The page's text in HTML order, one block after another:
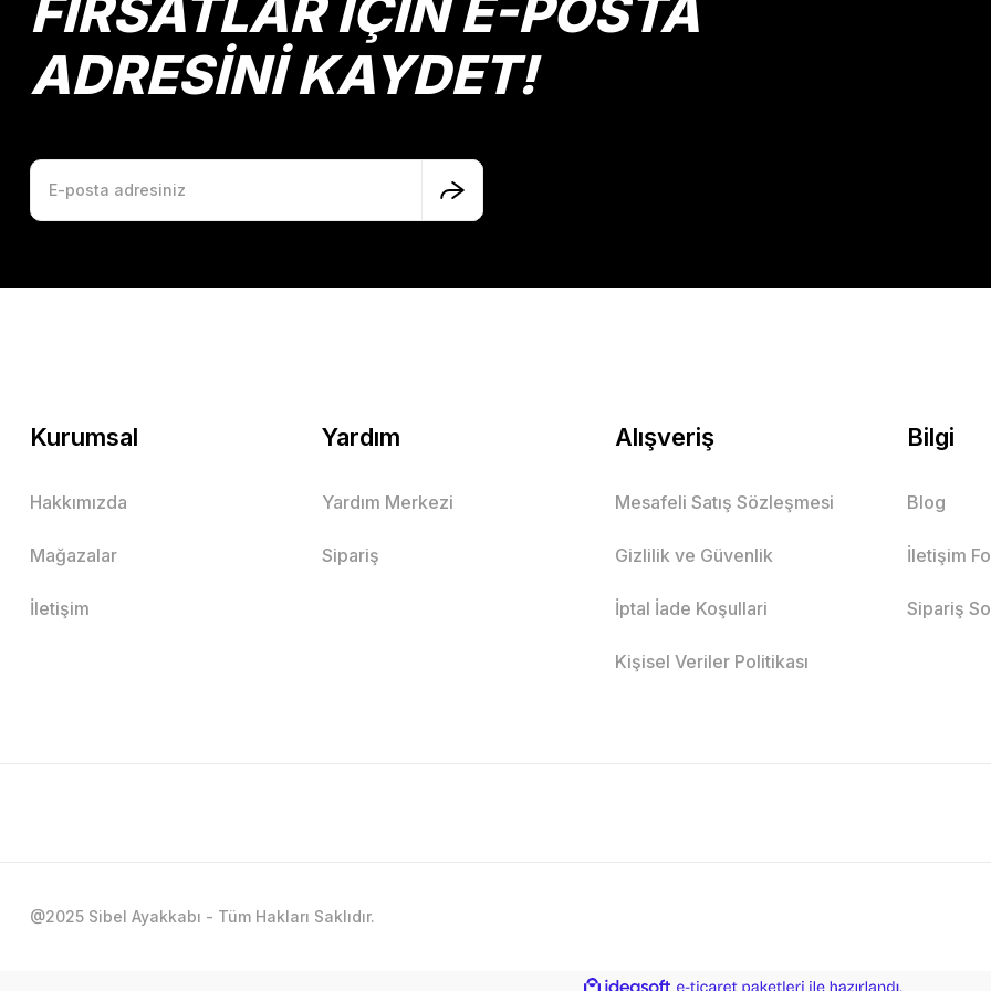
ADRESİNİ KAYDET!
Kurumsal
Hakkımızda
Mağazalar
İletişim
Yardım
Yardım Merkezi
Sipariş
Alışveriş
Mesafeli Satış Sözleşmesi
Gizlilik ve Güvenlik
İptal İade Koşullari
Kişisel Veriler Politikası
Bilgi
Blog
İletişim
Sipariş
@2025 Sibel Ayakkabı - Tüm Hakları Saklıdır.
ideasoft e-